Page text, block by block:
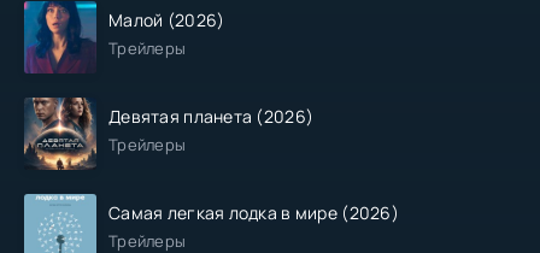
Малой (2026)
Трейлеры
Девятая планета (2026)
Трейлеры
Самая легкая лодка в мире (2026)
Трейлеры